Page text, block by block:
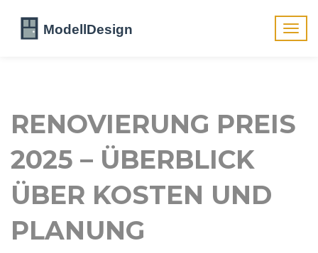
RENOVIERUNG PREIS
2025 – ÜBERBLICK
ÜBER KOSTEN UND
PLANUNG